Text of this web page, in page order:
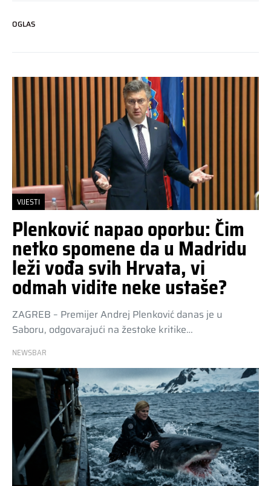
OGLAS
VIJESTI
Plenković napao oporbu: Čim
netko spomene da u Madridu
leži vođa svih Hrvata, vi
odmah vidite neke ustaše?
ZAGREB – Premijer Andrej Plenković danas je u
Saboru, odgovarajući na žestoke kritike…
NEWSBAR